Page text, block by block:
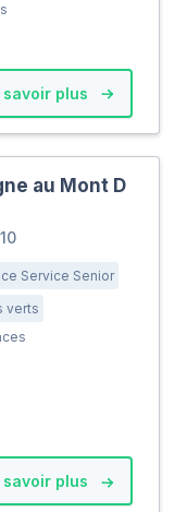
savoir plus
au Mont D
Service Senior
verts
savoir plus